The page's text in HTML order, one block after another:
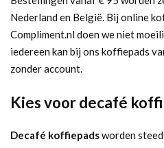
Nederland en België. Bij online
Compliment.nl doen we niet
iedereen kan bij ons koffiepads
zonder account.
Kies voor decafé
Decafé koffiepadsworden